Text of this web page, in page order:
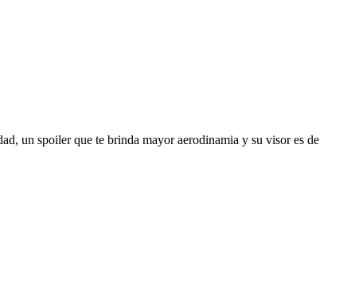
un spoiler que te brinda mayor aerodinamia y su visor es de